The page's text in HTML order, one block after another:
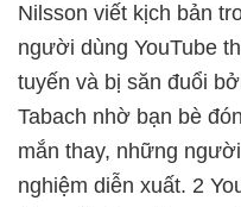
Nilsson viết kịch bản
người dùng YouTube
tuyến và bị săn đuổi
Tabach nhờ bạn bè
mắn thay, những
nghiệm diễn xuất. 2